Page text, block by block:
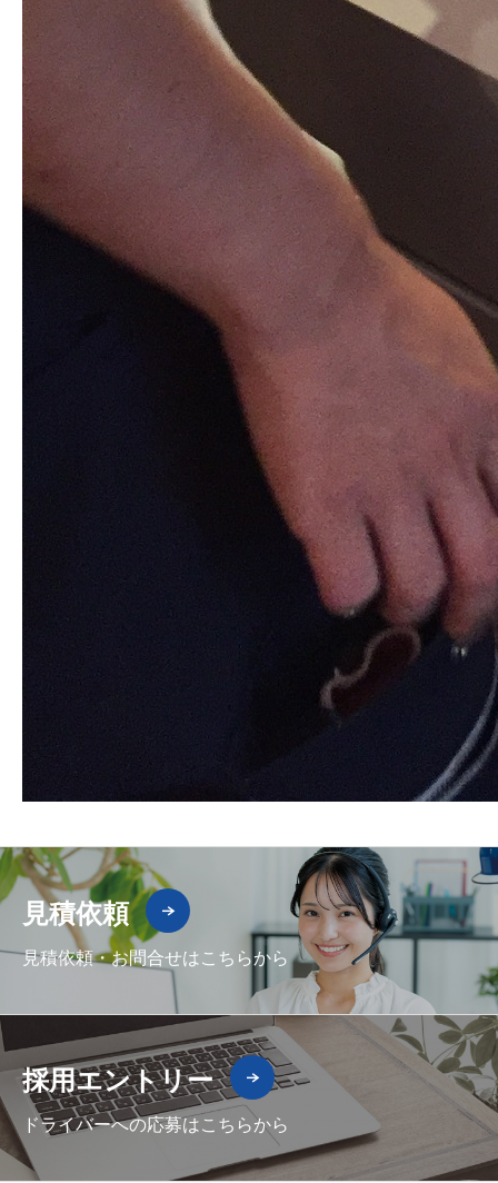
見積依頼
見積依頼・お問合せはこちらから
採用エントリー
ドライバーへの応募はこちらから